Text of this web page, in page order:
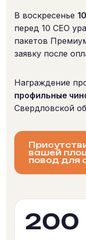
В воскресенье
перед 10 CEO
пакетов
заявку после
Награждение
профильные
Свердловской
вашей
повод для
200